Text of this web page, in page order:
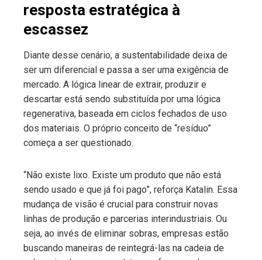
resposta estratégica à
escassez
Diante desse cenário, a sustentabilidade deixa de
ser um diferencial e passa a ser uma exigência de
mercado. A lógica linear de extrair, produzir e
descartar está sendo substituída por uma lógica
regenerativa, baseada em ciclos fechados de uso
dos materiais. O próprio conceito de “resíduo”
começa a ser questionado.
“Não existe lixo. Existe um produto que não está
sendo usado e que já foi pago”, reforça Katalin. Essa
mudança de visão é crucial para construir novas
linhas de produção e parcerias interindustriais. Ou
seja, ao invés de eliminar sobras, empresas estão
buscando maneiras de reintegrá-las na cadeia de